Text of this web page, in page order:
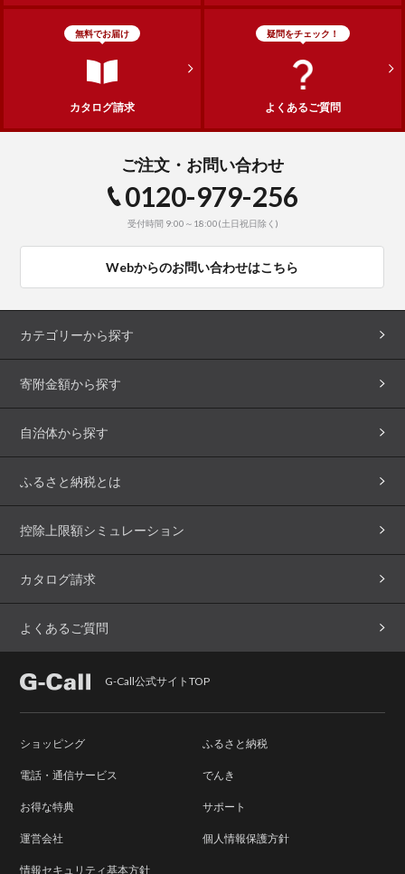
無料でお届け
カタログ請求
疑問をチェック！
よくあるご質問
ご注文・お問い合わせ
0120-979-256
受付時間 9:00～18:00(土日祝日除く)
Webからのお問い合わせはこちら
カテゴリーから探す
寄附金額から探す
自治体から探す
ふるさと納税とは
控除上限額シミュレーション
カタログ請求
よくあるご質問
G-Call公式サイトTOP
ショッピング ふるさと納税
電話・通信サービス でんき
お得な特典 サポート
運営会社 個人情報保護方針
情報セキュリティ基本方針